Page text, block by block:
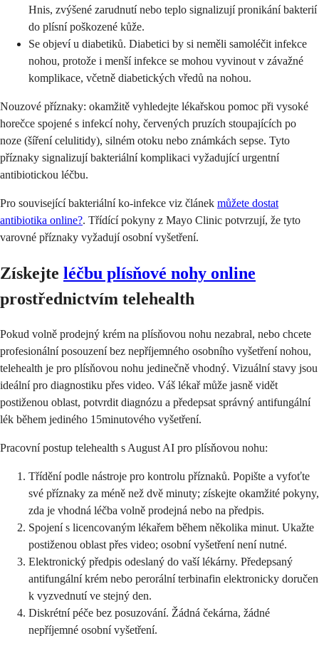
Hnis, zvýšené zarudnutí nebo teplo signalizují pronikání bakterií
do plísní poškozené kůže.
Se objeví u diabetiků. Diabetici by si neměli samoléčit infekce
nohou, protože i menší infekce se mohou vyvinout v závažné
komplikace, včetně diabetických vředů na nohou.
Nouzové příznaky: okamžitě vyhledejte lékařskou pomoc při vysoké
horečce spojené s infekcí nohy, červených pruzích stoupajících po
noze (šíření celulitidy), silném otoku nebo známkách sepse. Tyto
příznaky signalizují bakteriální komplikaci vyžadující urgentní
antibiotickou léčbu.
Pro související bakteriální ko-infekce viz článek můžete dostat
antibiotika online?. Třídící pokyny z Mayo Clinic potvrzují, že tyto
varovné příznaky vyžadují osobní vyšetření.
Získejte léčbu plísňové nohy online
prostřednictvím telehealth
Pokud volně prodejný krém na plísňovou nohu nezabral, nebo chcete
profesionální posouzení bez nepříjemného osobního vyšetření nohou,
telehealth je pro plísňovou nohu jedinečně vhodný. Vizuální stavy jsou
ideální pro diagnostiku přes video. Váš lékař může jasně vidět
postiženou oblast, potvrdit diagnózu a předepsat správný antifungální
lék během jediného 15minutového vyšetření.
Pracovní postup telehealth s August AI pro plísňovou nohu:
Třídění podle nástroje pro kontrolu příznaků. Popište a vyfoťte
své příznaky za méně než dvě minuty; získejte okamžité pokyny,
zda je vhodná léčba volně prodejná nebo na předpis.
Spojení s licencovaným lékařem během několika minut. Ukažte
postiženou oblast přes video; osobní vyšetření není nutné.
Elektronický předpis odeslaný do vaší lékárny. Předepsaný
antifungální krém nebo perorální terbinafin elektronicky doručen
k vyzvednutí ve stejný den.
Diskrétní péče bez posuzování. Žádná čekárna, žádné
nepříjemné osobní vyšetření.